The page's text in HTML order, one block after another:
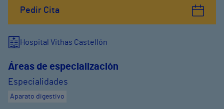
Pedir Cita
Hospital Vithas Castellón
Áreas de especialización
Especialidades
Aparato digestivo